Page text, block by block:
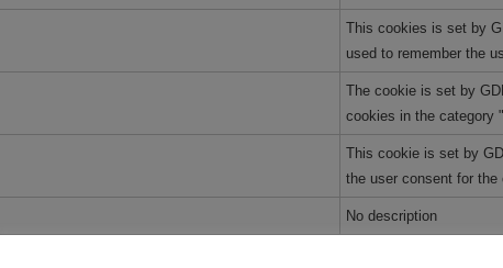
This cookies is set by
used to remember the
The cookie is set by
cookies in the category
This cookie is set by
the user consent for
No description
This cookie is set by